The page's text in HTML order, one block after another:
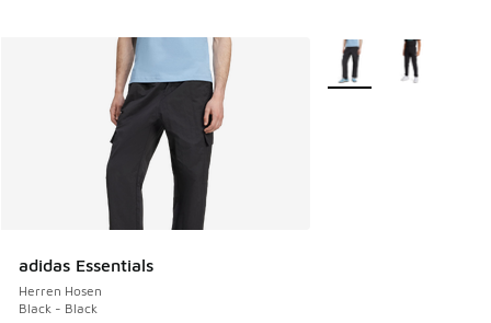
adidas Essentials
Herren Hosen
Black - Black
Weitere Farben